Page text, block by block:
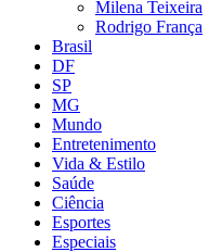
Milena Teixeira
Rodrigo França
Brasil
DF
SP
MG
Mundo
Entretenimento
Vida & Estilo
Saúde
Ciência
Esportes
Especiais